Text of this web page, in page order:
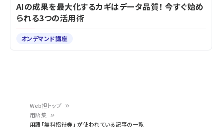
Web担トップ
用語集
用語「無料招待券」 が使われている記事の一覧
AIの成果を最大化するカギはデータ品質！ 今すぐ始め
られる3つの活用術
オンデマンド講座